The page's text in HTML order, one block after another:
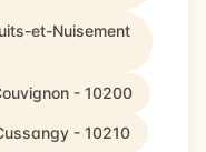
et-Nuisement
- 10200
- 10210